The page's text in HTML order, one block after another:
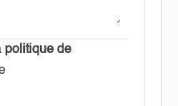
politique de